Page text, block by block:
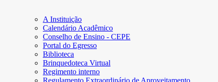
A Instituição
Calendário Acadêmico
Conselho de Ensino - CEPE
Portal do Egresso
Biblioteca
Brinquedoteca Virtual
Regimento interno
Regulamento Extraordinário de Aproveitamento